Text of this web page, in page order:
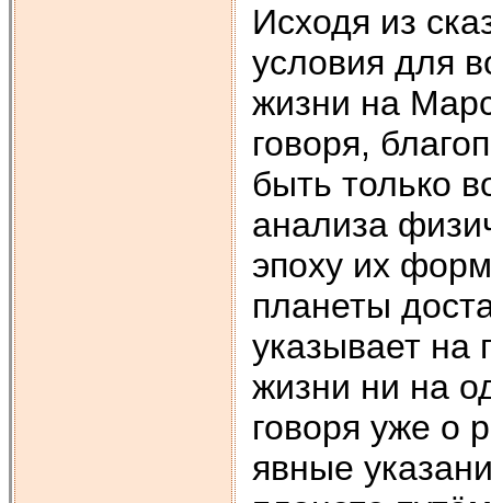
Исходя из
условия для
жизни на
говоря,
быть только
анализа
эпоху их
планеты
указывает на
жизни ни на
говоря уже о
явные